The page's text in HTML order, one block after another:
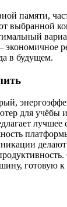
памяти,
от выбранной
в будущем.
для учёбы
готовую